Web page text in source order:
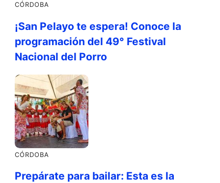
CÓRDOBA
¡San Pelayo te espera! Conoce la
programación del 49° Festival
Nacional del Porro
CÓRDOBA
Prepárate para bailar: Esta es la